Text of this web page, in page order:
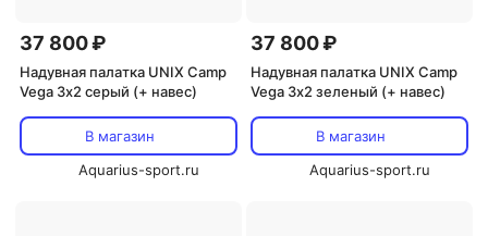
37 800 ₽
Надувная палатка UNIX Camp
Vega 3х2 серый (+ навес)
В магазин
Aquarius-sport.ru
37 800 ₽
Надувная палатка UNIX Camp
Vega 3х2 зеленый (+ навес)
В магазин
Aquarius-sport.ru